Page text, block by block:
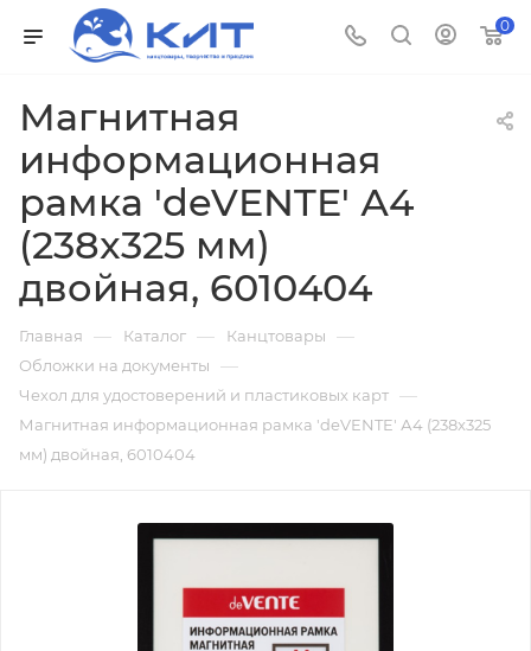
0
Магнитная
информационная
рамка 'deVENTE' А4
(238x325 мм)
двойная, 6010404
Главная — Каталог — Канцтовары —
Обложки на документы —
Чехол для удостоверений и пластиковых карт —
Магнитная информационная рамка 'deVENTE' А4 (238x325
мм) двойная, 6010404